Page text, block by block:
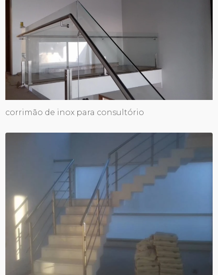
corrimão de inox para consultório